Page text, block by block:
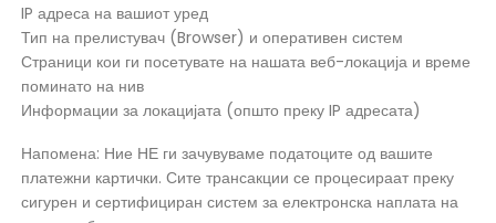
IP адреса на вашиот уред
Тип на прелистувач (Browser) и оперативен систем
Страници кои ги посетувате на нашата веб-локација и време
поминато на нив
Информации за локацијата (општо преку IP адресата)
Напомена: Ние НЕ ги зачувуваме податоците од вашите
платежни картички. Сите трансакции се процесираат преку
сигурен и сертифициран систем за електронска наплата на